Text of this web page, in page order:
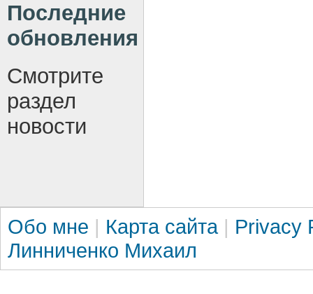
Последние
обновления
Смотрите
раздел
новости
Обо мне | Карта сайта | Privacy
Линниченко Михаил